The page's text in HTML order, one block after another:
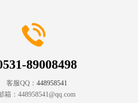
89008498
客服QQ： 448958541
箱： 448958541@qq.com